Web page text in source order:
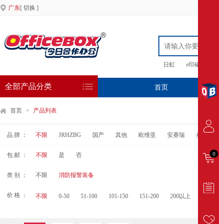
广东[ 切换 ]
日虹 e印硒鼓
全部产品分类 首页 专
首页 > 产品列表
品 牌 ： 不限 JRHZBG 国产 其他 欧维亚 安赛瑞 叁利
包 邮 ： 不限 是 否
类 别 ： 不限 消防报警装备
价 格 ： 不限 0-50 51-100 101-150 151-200 200以上
0